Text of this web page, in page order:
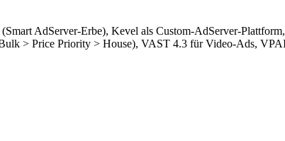
AdServer-Erbe), Kevel als Custom-AdServer-
> Price Priority > House), VAST 4.3 für Video-Ads,